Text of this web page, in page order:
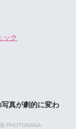
ック
真が劇的に変わ
-PHOTONANA-